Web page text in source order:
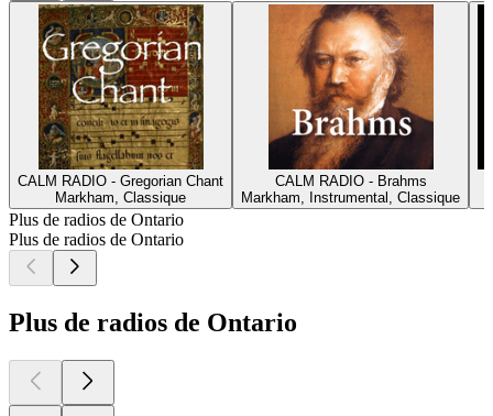
CALM RADIO - Gregorian Chant
Markham, Classique
CALM RADIO - Brahms
Markham, Instrumental, Classique
Plus de radios de Ontario
Plus de radios de Ontario
Plus de radios de Ontario